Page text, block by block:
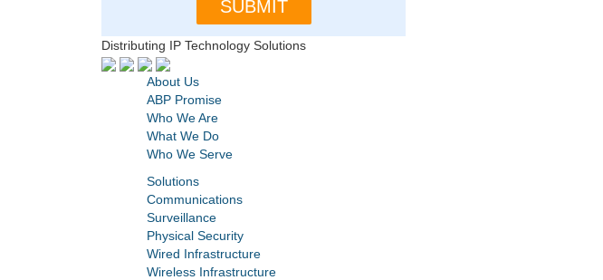
Distributing IP Technology Solutions
About Us
ABP Promise
Who We Are
What We Do
Who We Serve
Solutions
Communications
Surveillance
Physical Security
Wired Infrastructure
Wireless Infrastructure